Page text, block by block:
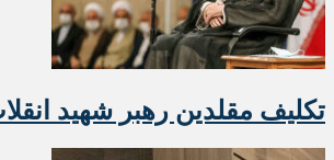
تکلیف مقلدین رهبر شهید